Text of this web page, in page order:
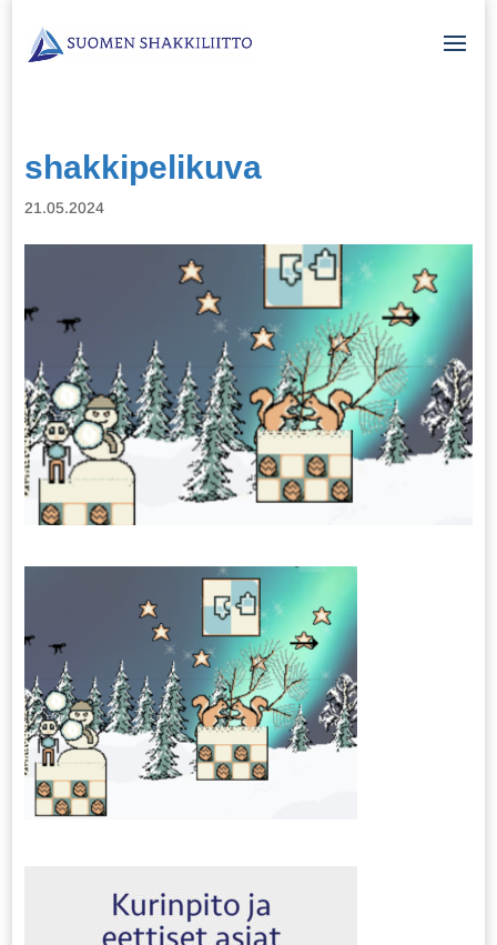
shakkipelikuva
21.05.2024